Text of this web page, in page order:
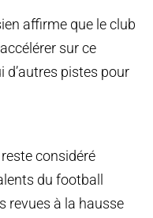
affirme que le club
sur ce
d’autres pistes pour
considéré
du football
revues à la hausse